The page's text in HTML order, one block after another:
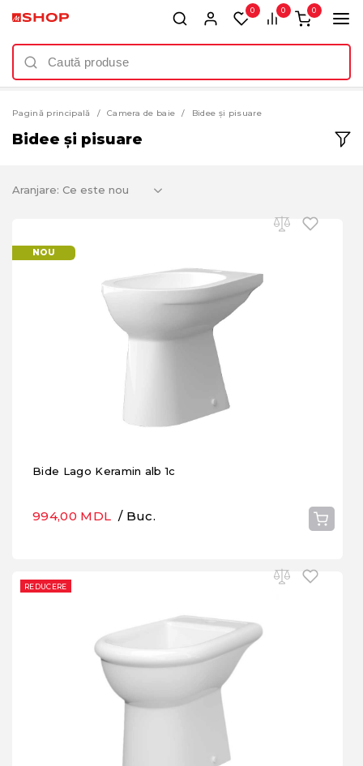
0 0 0
Pagină principală Camera de baie Bidee și pisuare
Bidee și pisuare
Aranjare:
NOU
Bide Lago Keramin alb 1c
994,00 MDL / Buc.
REDUCERE